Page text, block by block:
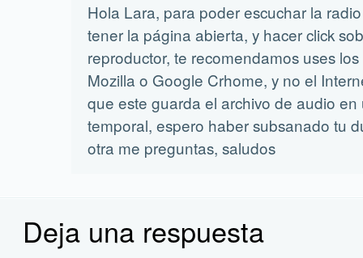
Hola Lara, para poder escuchar la
tener la página abierta, y hacer click
reproductor, te recomendamos uses
Mozilla o Google Crhome, y no el
que este guarda el archivo de audio
temporal, espero haber subsanado tu
otra me preguntas, saludos
Deja una respuesta